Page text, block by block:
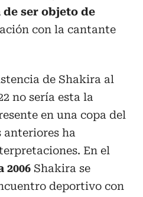
de ser objeto de
con la cantante
de Shakira al
no sería esta la
en una copa del
anteriores ha
En el
2006 Shakira se
deportivo con